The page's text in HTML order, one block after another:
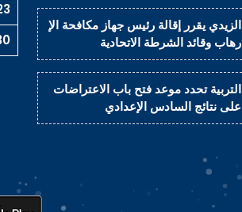
الزيدي يقرر إقالة رئيس جهاز مكافحة الإ
رهاب وقائد الشرطة الاتحادية
التربية تحدد موعد فتح باب الاعتراضات
على نتائج السادس الإعدادي